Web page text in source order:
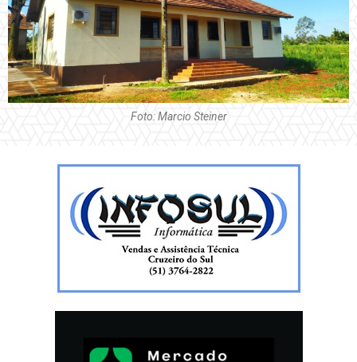
Foto: Marcio Steiner